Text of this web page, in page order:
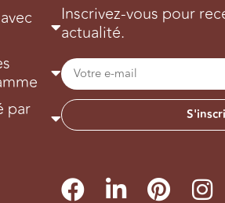
par
Inscrivez-vous pour
actualité.